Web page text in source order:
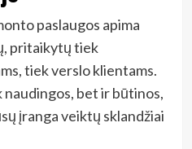
paslaugos apima
pritaikytų tiek
tiek verslo klientams.
naudingos, bet ir būtinos,
įranga veiktų sklandžiai